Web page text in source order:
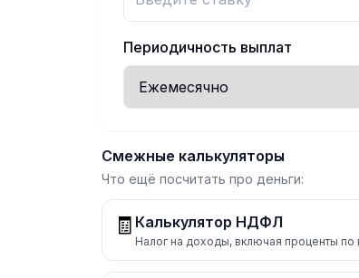
Периодичность выплат
Смежные калькуляторы
Что ещё посчитать про деньги:
🧾 Калькулятор НДФЛ
Налог на доходы, включая проценты по